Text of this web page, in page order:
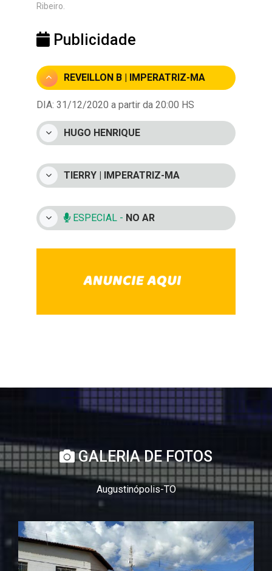
Ribeiro.
Publicidade
REVEILLON B | IMPERATRIZ-MA
DIA: 31/12/2020 a partir da 20:00 HS
HUGO HENRIQUE
TIERRY | IMPERATRIZ-MA
ESPECIAL - NO AR
GALERIA DE FOTOS
Augustinópolis-TO